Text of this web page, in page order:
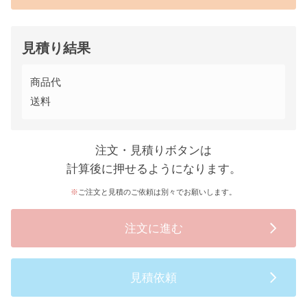
見積り結果
商品代
送料
注文・見積りボタンは
計算後に押せるようになります。
ご注文と見積のご依頼は別々でお願いします。
注文に進む
見積依頼